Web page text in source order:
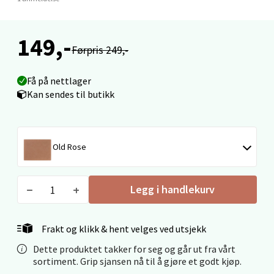
149,-Førpris 249,-
Få på nettlager
Kan sendes til butikk
Old Rose
Legg i handlekurv
Frakt og klikk & hent velges ved utsjekk
Dette produktet takker for seg og går ut fra vårt
sortiment. Grip sjansen nå til å gjøre et godt kjøp.
Narvik - Thon Senter Malmporten
Bolagsgata 1, 8514 Narvik
Folke Bernadottes vei 52, 5147 Fyllingsdalen
Åpent i dag 10-21